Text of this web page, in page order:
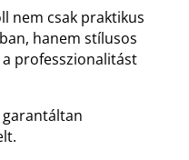
nem csak praktikus
hanem stílusos
professzionalitást
garantáltan